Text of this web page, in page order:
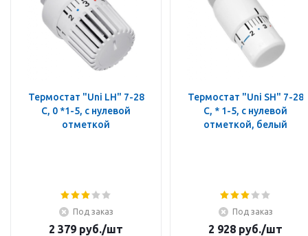
Термостат "Uni LH" 7-28
C, 0 *1-5, с нулевой
отметкой
Под заказ
2 379 руб./шт
Термостат "Uni SH" 7-28
C, * 1-5, с нулевой
отметкой, белый
Под заказ
2 928 руб./шт